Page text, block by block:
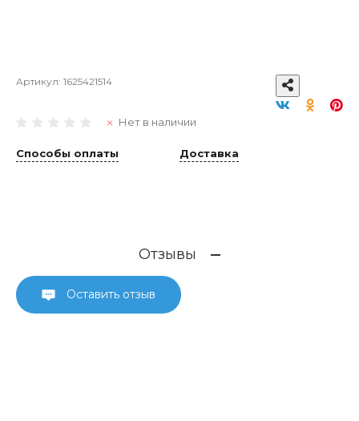
Артикул: 1625421514
Нет в наличии
Способы оплаты Доставка
Отзывы
Оставить отзыв